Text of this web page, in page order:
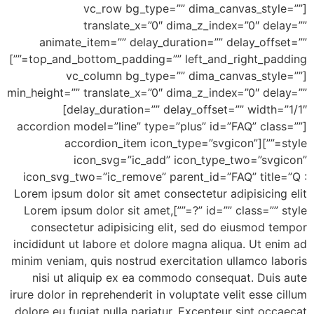
[vc_row bg_type=”” dima_canvas_style=””
translate_x=”0″ dima_z_index=”0″ delay=””
animate_item=”” delay_duration=”” delay_offset=””
top_and_bottom_padding=”” left_and_right_padding=””]
[vc_column bg_type=”” dima_canvas_style=””
min_height=”” translate_x=”0″ dima_z_index=”0″ delay=””
delay_duration=”” delay_offset=”” width=”1/1″]
[accordion model=”line” type=”plus” id=”FAQ” class=””
style=””][accordion_item icon_type=”svgicon”
icon_svg=”ic_add” icon_type_two=”svgicon”
icon_svg_two=”ic_remove” parent_id=”FAQ” title=”Q :
Lorem ipsum dolor sit amet consectetur adipisicing elit
?” id=”” class=”” style=””]Lorem ipsum dolor sit amet,
consectetur adipisicing elit, sed do eiusmod tempor
incididunt ut labore et dolore magna aliqua. Ut enim ad
minim veniam, quis nostrud exercitation ullamco laboris
nisi ut aliquip ex ea commodo consequat. Duis aute
irure dolor in reprehenderit in voluptate velit esse cillum
dolore eu fugiat nulla pariatur. Excepteur sint occaecat